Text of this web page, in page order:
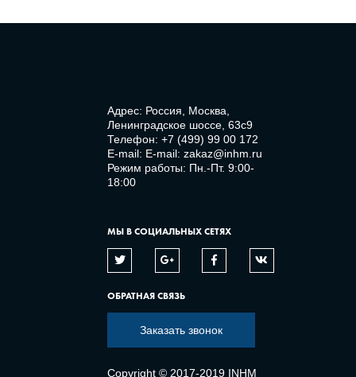
Адрес: Россия, Москва,
Ленинградское шоссе, 63с9
Телефон: +7 (499) 99 00 172
E-mail: E-mail: zakaz@inhm.ru
Режим работы: Пн.-Пт. 9:00-
18:00
МЫ В СОЦИАЛЬНЫХ СЕТЯХ
ОБРАТНАЯ СВЯЗЬ
Заказать звонок
Copyright © 2017-2019 INHM